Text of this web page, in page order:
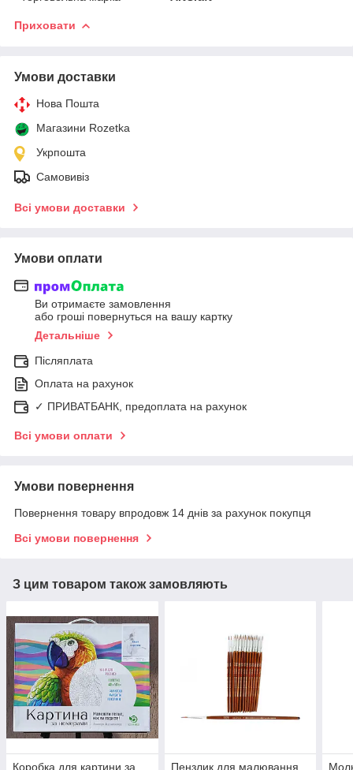
Приховати
Умови доставки
Нова Пошта
Магазини Rozetka
Укрпошта
Самовивіз
Всі умови доставки
Умови оплати
Ви отримаєте замовлення
або гроші повернуться на вашу картку
Детальніше
Післяплата
Оплата на рахунок
✓ ПРИВАТБАНК, предоплата на рахунок
Всі умови оплати
Умови повернення
Повернення товару впродовж 14 днів за рахунок покупця
Всі умови повернення
З цим товаром також замовляють
Коробка для картини за Пензлик для малювання